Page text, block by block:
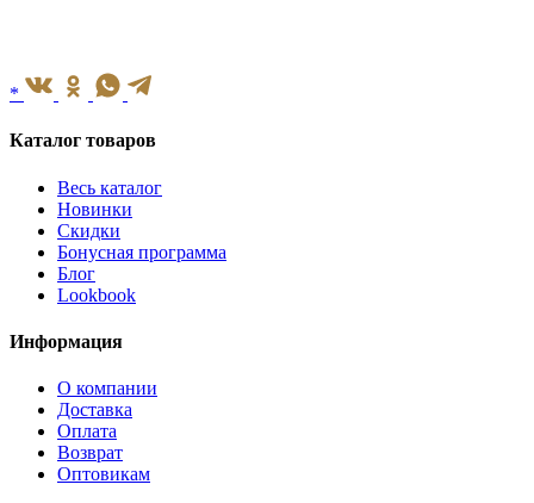
*
Каталог товаров
Весь каталог
Новинки
Скидки
Бонусная программа
Блог
Lookbook
Информация
О компании
Доставка
Оплата
Возврат
Оптовикам